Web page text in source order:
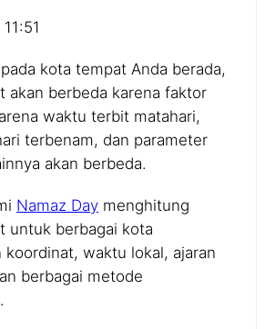
kota tempat Anda berada,
akan berbeda karena faktor
waktu terbit matahari,
terbenam, dan parameter
akan berbeda.
Namaz Day menghitung
untuk berbagai kota
koordinat, waktu lokal, ajaran
berbagai metode